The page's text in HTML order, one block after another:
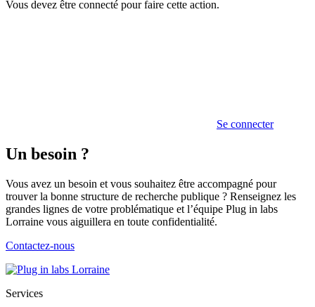
Vous devez être connecté pour faire cette action.
Se connecter
Un besoin ?
Vous avez un besoin et vous souhaitez être accompagné pour
trouver la bonne structure de recherche publique ? Renseignez les
grandes lignes de votre problématique et l’équipe Plug in labs
Lorraine vous aiguillera en toute confidentialité.
Contactez-nous
Services